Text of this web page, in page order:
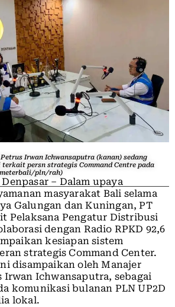
Irwan Ichwansaputra (kanan) sedang
persn strategis Command Centre pada
pln/rah)
Denpasar – Dalam upaya
masyarakat Bali selama
Galungan dan Kuningan, PT
Pelaksana Pengatur Distribusi
dengan Radio RPKD 92,6
kesiapan sistem
strategis Command Center.
disampaikan oleh Manajer
Irwan Ichwansaputra, sebagai
komunikasi bulanan PLN UP2D
lokal.